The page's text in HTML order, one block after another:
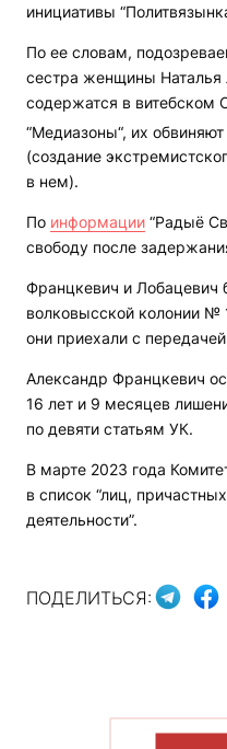
инициативы
По ее словам,
сестра женщины Наталья
содержатся в витебском
“Медиазоны“, их обвиняют
(создание
в нем).
По информации “Радыё
свободу после
Францкевич и
волковысской колонии №
они приехали с
Александр Францкевич
16 лет и 9 месяцев
по девяти статьям УК.
В марте 2023 года
в список “лиц,
деятельности”.
ПОДЕЛИТЬСЯ: